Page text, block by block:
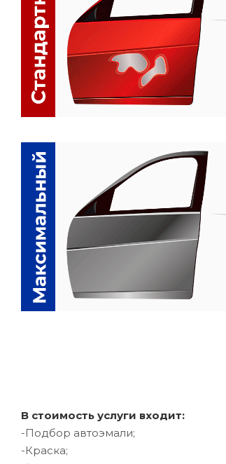
В стоимость услуги входит:
-Подбор автоэмали;
-Краска;